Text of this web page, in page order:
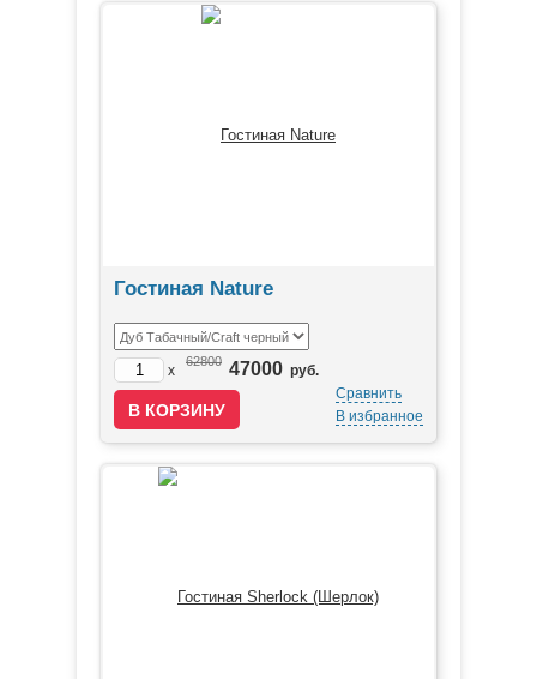
Гостиная Nature
x
62800 47000 руб.
Сравнить
В избранное